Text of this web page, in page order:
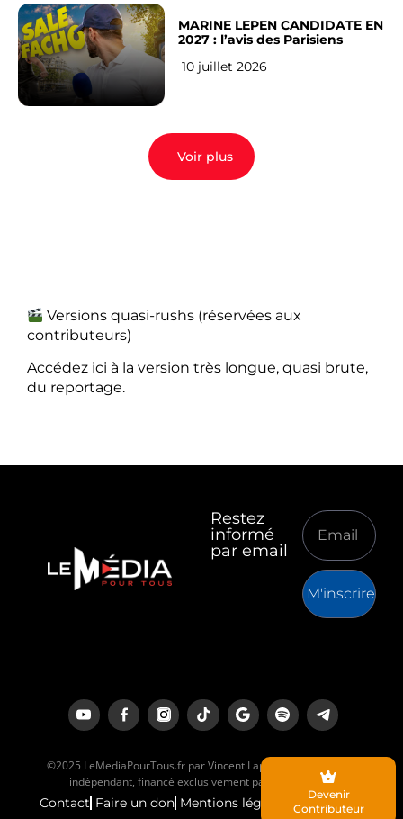
MARINE LEPEN CANDIDATE EN
2027 : l’avis des Parisiens
10 juillet 2026
Voir plus
Versions quasi-rushs (réservées aux
contributeurs)
Accédez ici à la version très longue, quasi brute,
du reportage.
Restez
informé
par email
M'inscrire
©2025 LeMediaPourTous.fr par Vincent Lapierre est un média
indépendant, financé exclusivement par ses lecteurs.
Contact Faire un don Mentions légales
Devenir
Contributeur